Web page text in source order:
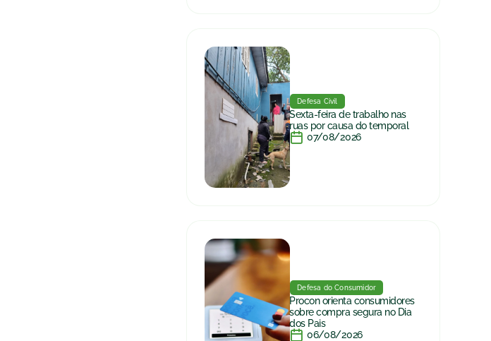
Defesa Civil
Sexta-feira de trabalho nas
ruas por causa do temporal
07/08/2026
Defesa do Consumidor
Procon orienta consumidores
sobre compra segura no Dia
dos Pais
06/08/2026